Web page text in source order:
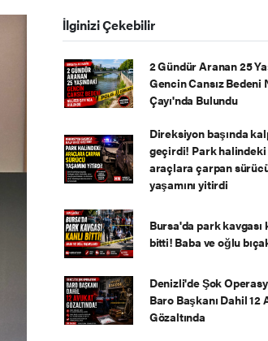
İlginizi Çekebilir
2 Gündür Aranan 25
Gencin Cansız Bedeni
Çayı'nda Bulundu
Direksiyon başında
geçirdi! Park halindeki
araçlara çarpan
yaşamını yitirdi
Bursa'da park kavgası
bitti! Baba ve oğlu
Denizli'de Şok
Baro Başkanı Dahil 12
Gözaltında